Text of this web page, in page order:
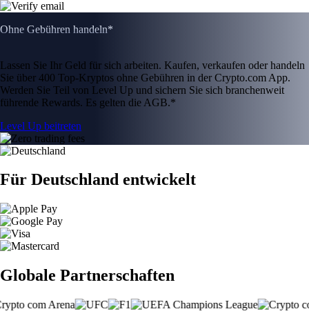
Ohne Gebühren handeln*
Lassen Sie Ihr Geld für sich arbeiten. Kaufen, verkaufen oder handeln
Sie über 400 Top-Kryptos ohne Gebühren in der Crypto.com App.
Werden Sie Teil von Level Up und sichern Sie sich branchenweit
führende Rewards. Es gelten die AGB.*
Level Up beitreten
Für Deutschland entwickelt
Globale Partnerschaften